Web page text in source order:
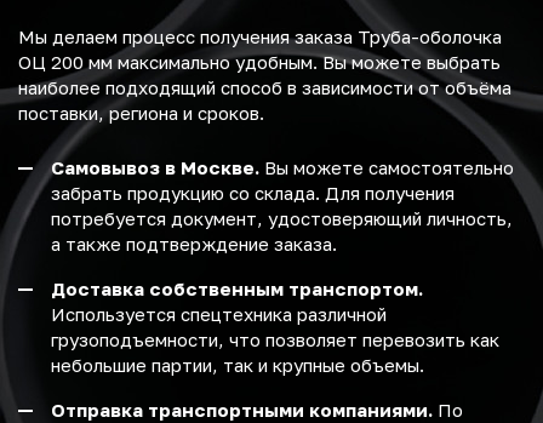
Мы делаем процесс получения заказа Труба-оболочка
ОЦ 200 мм максимально удобным. Вы можете выбрать
наиболее подходящий способ в зависимости от объёма
поставки, региона и сроков.
Самовывоз в Москве. Вы можете самостоятельно
забрать продукцию со склада. Для получения
потребуется документ, удостоверяющий личность,
а также подтверждение заказа.
Доставка собственным транспортом.
Используется спецтехника различной
грузоподъемности, что позволяет перевозить как
небольшие партии, так и крупные объемы.
Отправка транспортными компаниями. По